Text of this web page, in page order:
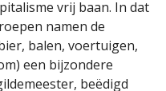
vrij baan. In dat
namen de
balen, voertuigen,
een bijzondere
beëdigd